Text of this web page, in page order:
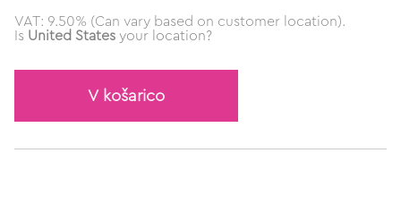
VAT: 9.50% (Can vary based on customer location).
Is United States your location?
V košarico